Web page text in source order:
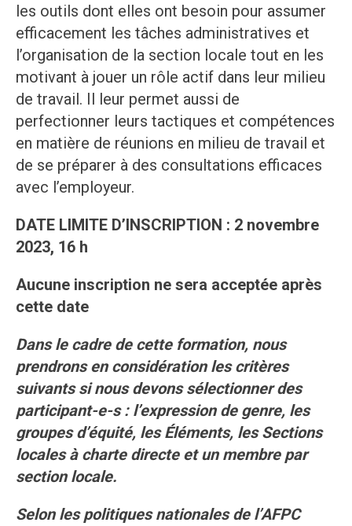
les outils dont elles ont besoin pour assumer
efficacement les tâches administratives et
l’organisation de la section locale tout en les
motivant à jouer un rôle actif dans leur milieu
de travail. Il leur permet aussi de
perfectionner leurs tactiques et compétences
en matière de réunions en milieu de travail et
de se préparer à des consultations efficaces
avec l’employeur.
DATE LIMITE D’INSCRIPTION : 2 novembre
2023, 16 h
Aucune inscription ne sera acceptée après
cette date
Dans le cadre de cette formation, nous
prendrons en considération les critères
suivants si nous devons sélectionner des
participant-e-s : l’expression de genre, les
groupes d’équité, les Éléments, les Sections
locales à charte directe et un membre par
section locale.
Selon les politiques nationales de l’AFPC